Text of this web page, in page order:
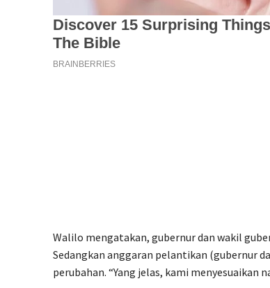
Walilo mengatakan, gubernur dan wakil
Sedangkan anggaran pelantikan (gubernur
perubahan. “Yang jelas, kami menyesuaikan